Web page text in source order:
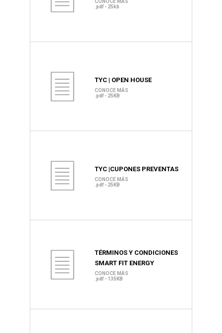
.pdf - 25kb
TYC | OPEN HOUSE
CONOCE MÁS
.pdf - 25KB
TYC |CUPONES PREVENTAS
CONOCE MÁS
.pdf - 25KB
TÉRMINOS Y CONDICIONES
SMART FIT ENERGY
CONOCE MÁS
.pdf - 135KB